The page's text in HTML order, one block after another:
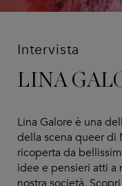
Intervista
LINA
Lina Galore è una
della scena queer di
ricoperta da
idee e pensieri atti a